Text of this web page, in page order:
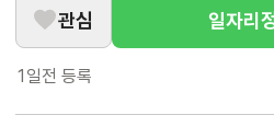
관심 일자리
1일전 등록